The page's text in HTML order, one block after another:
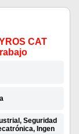
CAT
Seguridad
Ingen